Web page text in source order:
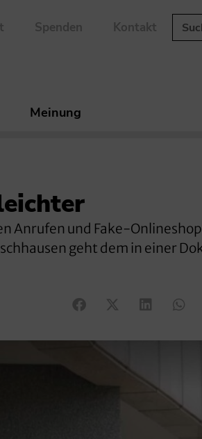
Spenden Kontakt
Meinung
Anrufen und Fake-
geht dem in einer